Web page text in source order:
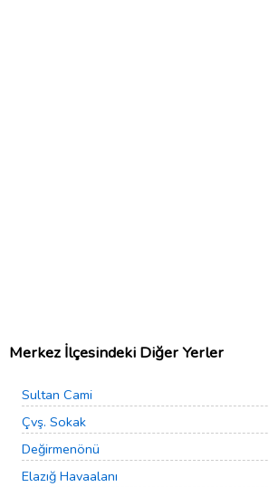
Merkez İlçesindeki Diğer Yerler
Sultan Cami
Çvş. Sokak
Değirmenönü
Elazığ Havaalanı